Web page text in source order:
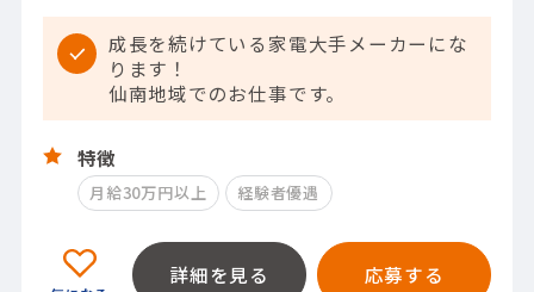
成長を続けている家電大手メーカーにな
ります！
仙南地域でのお仕事です。
特徴
月給30万円以上 経験者優遇
詳細を見る 応募する